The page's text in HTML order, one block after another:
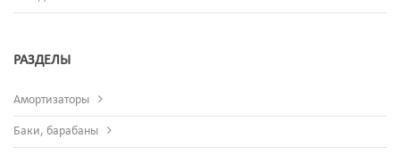
РАЗДЕЛЫ
Амортизаторы
Баки, барабаны